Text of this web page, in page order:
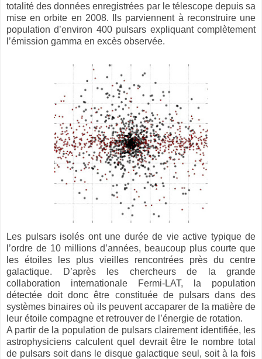
totalité des données enregistrées par le télescope depuis sa
mise en orbite en 2008. Ils parviennent à reconstruire une
population d’environ 400 pulsars expliquant complètement
l’émission gamma en excès observée.
Les pulsars isolés ont une durée de vie active typique de
l’ordre de 10 millions d’années, beaucoup plus courte que
les étoiles les plus vieilles rencontrées près du centre
galactique. D’après les chercheurs de la grande
collaboration internationale Fermi-LAT, la population
détectée doit donc être constituée de pulsars dans des
systèmes binaires où ils peuvent accaparer de la matière de
leur étoile compagne et retrouver de l’énergie de rotation.
A partir de la population de pulsars clairement identifiée, les
astrophysiciens calculent quel devrait être le nombre total
de pulsars soit dans le disque galactique seul, soit à la fois